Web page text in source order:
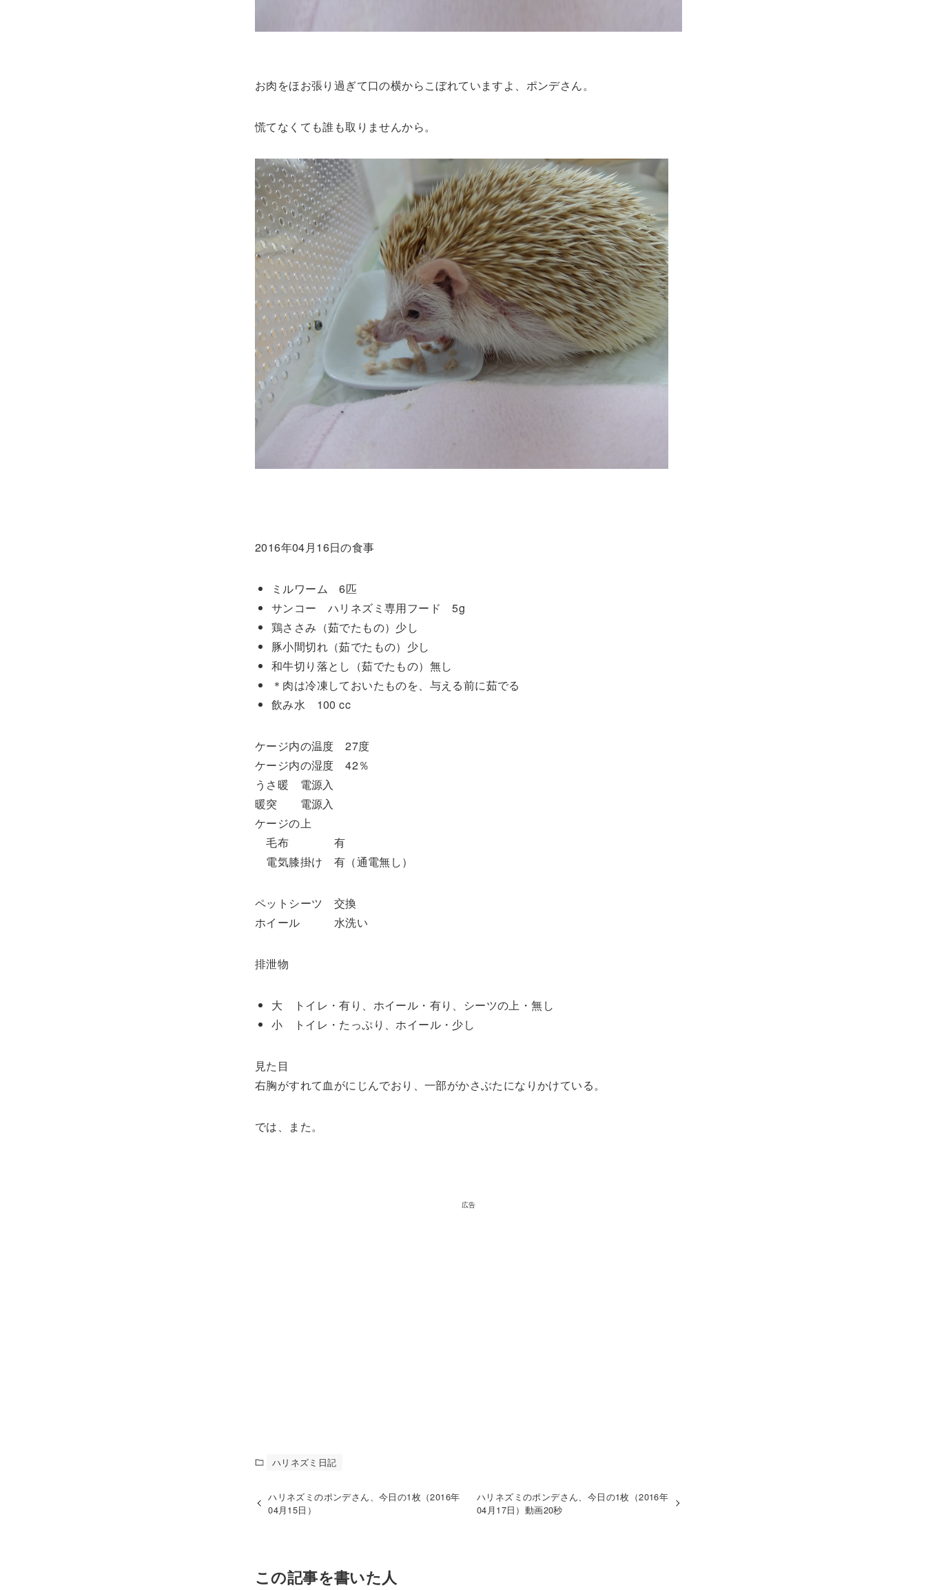
お肉をほお張り過ぎて口の横からこぼれていますよ、ポンデさん。
慌てなくても誰も取りませんから。
2016年04月16日の食事
ミルワーム 6匹
サンコー ハリネズミ専用フード 5g
鶏ささみ（茹でたもの）少し
豚小間切れ（茹でたもの）少し
和牛切り落とし（茹でたもの）無し
＊肉は冷凍しておいたものを、与える前に茹でる
飲み水 100 cc
ケージ内の温度 27度
ケージ内の湿度 42％
うさ暖 電源入
暖突 電源入
ケージの上
毛布 有
電気膝掛け 有（通電無し）
ペットシーツ 交換
ホイール 水洗い
排泄物
大 トイレ・有り、ホイール・有り、シーツの上・無し
小 トイレ・たっぷり、ホイール・少し
見た目
右胸がすれて血がにじんでおり、一部がかさぶたになりかけている。
では、また。
広告
ハリネズミ日記
ハリネズミのポンデさん、今日の1枚（2016年
04月15日）
ハリネズミのポンデさん、今日の1枚（2016年
04月17日）動画20秒
この記事を書いた人